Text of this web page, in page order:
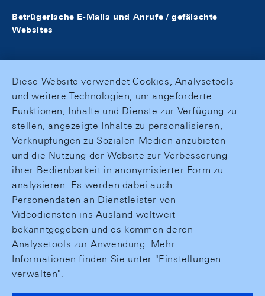
Betrügerische E-Mails und Anrufe / gefälschte
Websites
Diese Website verwendet Cookies, Analysetools
und weitere Technologien, um angeforderte
Funktionen, Inhalte und Dienste zur Verfügung zu
stellen, angezeigte Inhalte zu personalisieren,
Verknüpfungen zu Sozialen Medien anzubieten
und die Nutzung der Website zur Verbesserung
ihrer Bedienbarkeit in anonymisierter Form zu
analysieren. Es werden dabei auch
Personendaten an Dienstleister von
Videodiensten ins Ausland weltweit
bekanntgegeben und es kommen deren
Analysetools zur Anwendung. Mehr
Informationen finden Sie unter "Einstellungen
verwalten".